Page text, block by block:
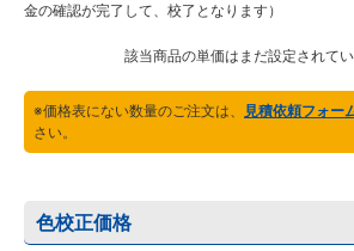
金の確認が完了して、校了となります）
該当商品の単価はまだ設定されてい
※価格表にない数量のご注文は、 見積依頼フォー
さい。
色校正価格